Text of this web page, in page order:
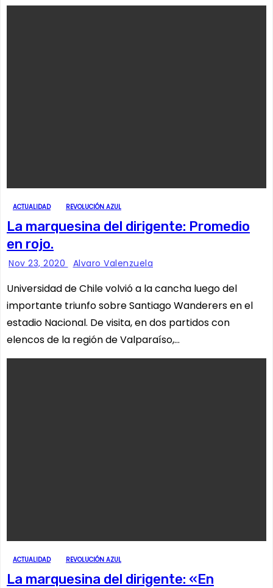
ACTUALIDAD REVOLUCIÓN AZUL
La marquesina del dirigente: Promedio
en rojo.
Nov 23, 2020 Alvaro Valenzuela
Universidad de Chile volvió a la cancha luego del
importante triunfo sobre Santiago Wanderers en el
estadio Nacional. De visita, en dos partidos con
elencos de la región de Valparaíso,…
ACTUALIDAD REVOLUCIÓN AZUL
La marquesina del dirigente: «En